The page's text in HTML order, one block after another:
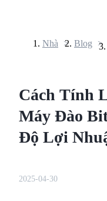
USDT Futures
Nhà > Blog >
Cách Tính
Máy Đào
Độ Lợi
2025-04-30